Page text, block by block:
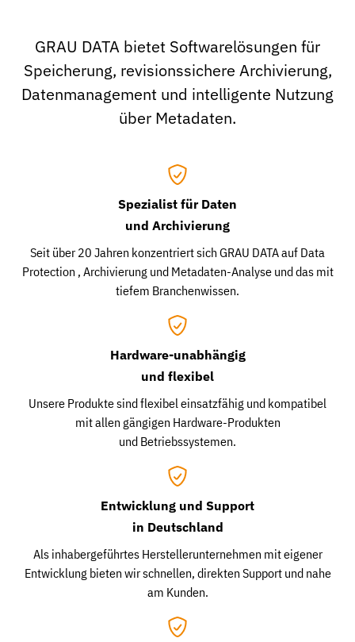
GRAU DATA bietet Softwarelösungen für
Speicherung, revisionssichere Archivierung,
Datenmanagement und intelligente Nutzung
über Metadaten.
Spezialist für Daten
und Archivierung
Seit über 20 Jahren konzentriert sich GRAU DATA auf Data
Protection , Archivierung und Metadaten-Analyse und das mit
tiefem Branchenwissen.
Hardware-unabhängig
und flexibel
Unsere Produkte sind flexibel einsatzfähig und kompatibel
mit allen gängigen Hardware-Produkten
und Betriebssystemen.
Entwicklung und Support
in Deutschland
Als inhabergeführtes Herstellerunternehmen mit eigener
Entwicklung bieten wir schnellen, direkten Support und nahe
am Kunden.